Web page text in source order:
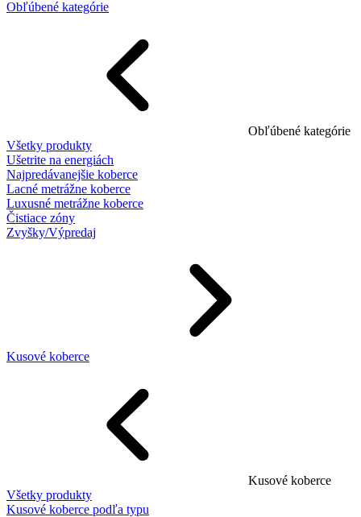
Obľúbené kategórie
Obľúbené kategórie
Všetky produkty
Ušetrite na energiách
Najpredávanejšie koberce
Lacné metrážne koberce
Luxusné metrážne koberce
Čistiace zóny
Zvyšky/Výpredaj
Kusové koberce
Kusové koberce
Všetky produkty
Kusové koberce podľa typu